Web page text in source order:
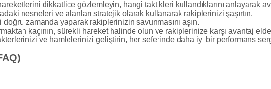
dikkatlice gözlemleyin, hangi taktikleri kullandıklarını anlayarak
nesneleri ve alanları stratejik olarak kullanarak rakiplerinizi şaşırtın.
doğru zamanda yaparak rakiplerinizin savunmasını aşın.
kaçının, sürekli hareket halinde olun ve rakiplerinize karşı avantaj
ve hamlelerinizi geliştirin, her seferinde daha iyi bir performans